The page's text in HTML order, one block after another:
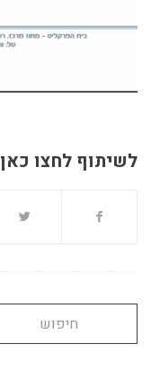
לשיתוף לחצו כאן